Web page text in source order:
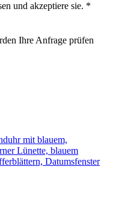
und akzeptiere sie. *
Ihre Anfrage prüfen